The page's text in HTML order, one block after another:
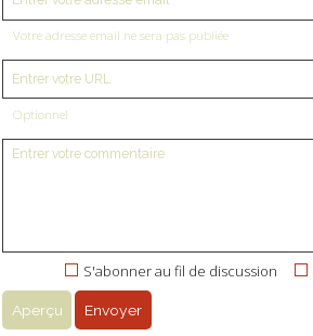
Votre adresse email ne sera pas publiée
Optionnel
S'abonner au fil de discussion